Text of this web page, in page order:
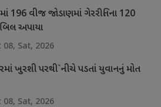
196 વીજ જોડાણમાં ગેરરીતિના 120
અપાયા
Sat, 2026
ખુરશી પરથી`નીચે પડતાં યુવાનનું મોત
Sat, 2026